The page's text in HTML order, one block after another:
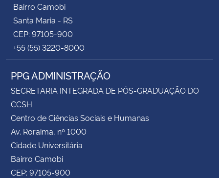
Bairro Camobi
Santa Maria - RS
CEP: 97105-900
+55 (55) 3220-8000
PPG ADMINISTRAÇÃO
SECRETARIA INTEGRADA DE PÓS-GRADUAÇÃO DO
CCSH
Centro de Ciências Sociais e Humanas
Av. Roraima, nº 1000
Cidade Universitária
Bairro Camobi
CEP: 97105-900